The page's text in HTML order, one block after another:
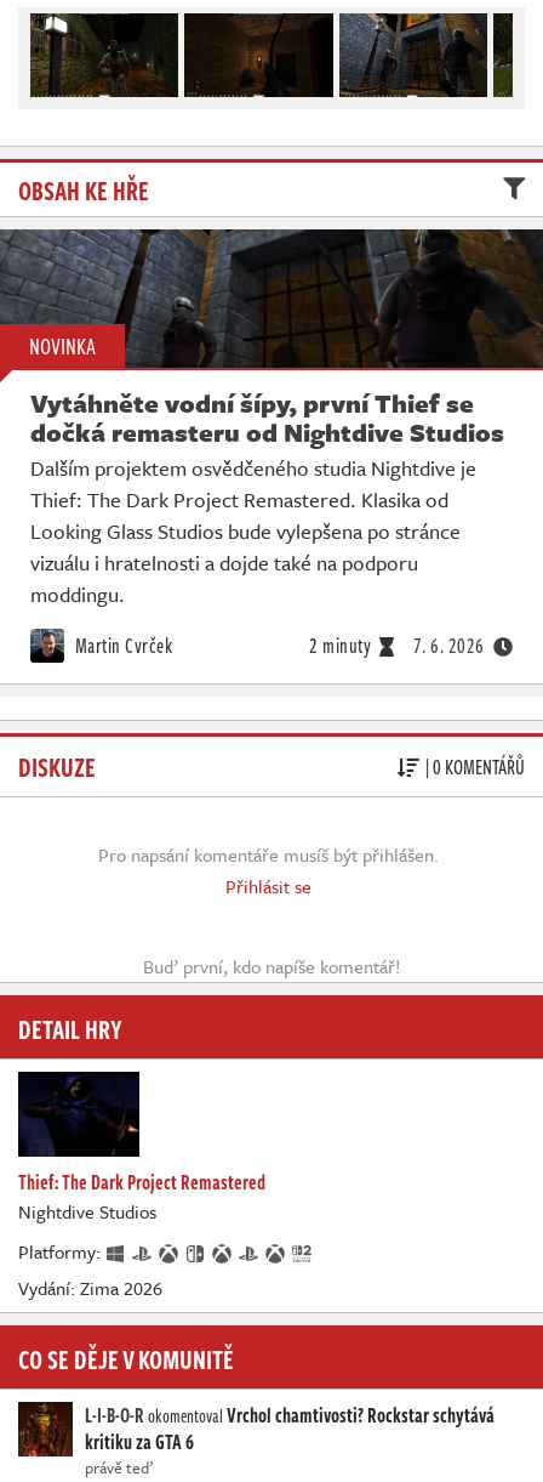
OBSAH KE HŘE
NOVINKA
Vytáhněte vodní šípy, první Thief se
dočká remasteru od Nightdive Studios
Dalším projektem osvědčeného studia Nightdive je
Thief: The Dark Project Remastered. Klasika od
Looking Glass Studios bude vylepšena po stránce
vizuálu i hratelnosti a dojde také na podporu
moddingu.
Martin Cvrček 2 minuty 7. 6. 2026
DISKUZE | 0 KOMENTÁŘŮ
Pro napsání komentáře musíš být přihlášen.
Přihlásit se
Buď první, kdo napíše komentář!
DETAIL HRY
Thief: The Dark Project Remastered
Nightdive Studios
Platformy:
Vydání: Zima 2026
CO SE DĚJE V KOMUNITĚ
L-I-B-O-RokomentovalVrchol chamtivosti? Rockstar schytává
kritiku za GTA 6
právě teď